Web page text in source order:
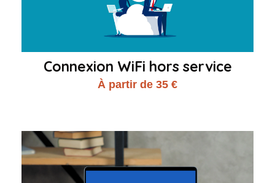
Connexion WiFi hors service
À partir de 35 €